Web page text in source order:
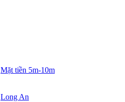
Mặt tiền 5m-10m
Long An